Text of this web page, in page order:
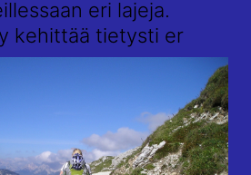
eri lajeja.
kehittää tietysti er